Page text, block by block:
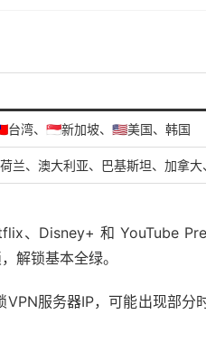
台湾、🇸🇬新加坡、🇺🇸美国、韩国
兰、澳大利亚、巴基斯坦、加拿大
、Disney+ 和 YouTube
解锁基本全绿。
服务器IP，可能出现部分